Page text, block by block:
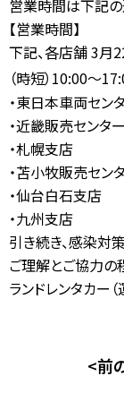
【営
レンタカー申込み
お問合せ
営業時間は下記の
【営業時間】
下記、各店舗 3月
（時短）10:00～
・東日本車両セン
・近畿販売センター
・札幌支店
・苫小牧販売セン
・仙台白石支店
・九州支店
引き続き、感染対
ご理解とご協力の
ランドレンタカー
<前